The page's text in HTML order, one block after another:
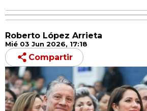
Roberto López Arrieta
Mié 03 Jun 2026, 17:18
Compartir